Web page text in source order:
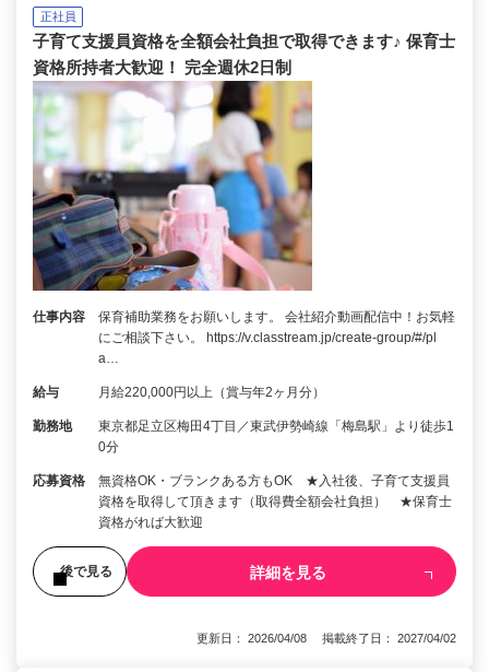
正社員
子育て支援員資格を全額会社負担で取得できます♪ 保育士
資格所持者大歓迎！ 完全週休2日制
仕事内容
保育補助業務をお願いします。 会社紹介動画配信中！お気軽
にご相談下さい。 https://v.classtream.jp/create-group/#/pl
a…
給与 月給220,000円以上（賞与年2ヶ月分）
勤務地
東京都足立区梅田4丁目／東武伊勢崎線「梅島駅」より徒歩1
0分
応募資格
無資格OK・ブランクある方もOK ★入社後、子育て支援員
資格を取得して頂きます（取得費全額会社負担） ★保育士
資格がれば大歓迎
後で見る 詳細を見る
更新日： 2026/04/08 掲載終了日： 2027/04/02